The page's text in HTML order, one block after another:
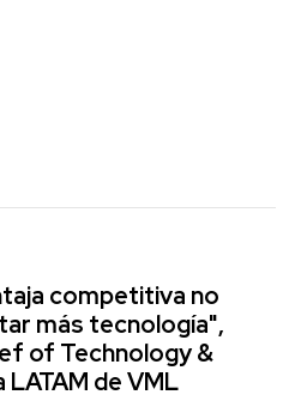
competitiva no
más tecnología",
of Technology &
de VML